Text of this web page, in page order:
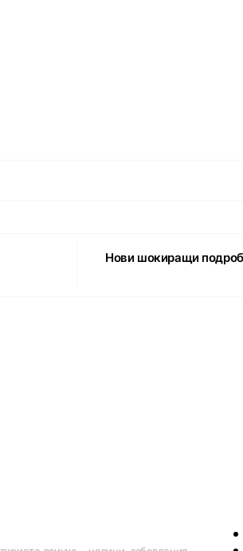
Нови шокиращи